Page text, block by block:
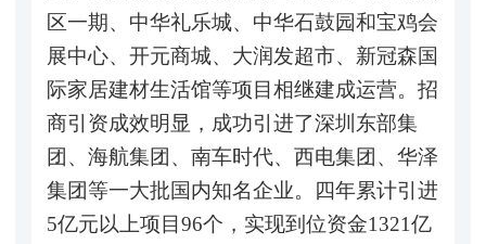
区一期、中华礼乐城、中华石鼓园和宝鸡会
展中心、开元商城、大润发超市、新冠森国
际家居建材生活馆等项目相继建成运营。招
商引资成效明显，成功引进了深圳东部集
团、海航集团、南车时代、西电集团、华泽
集团等一大批国内知名企业。四年累计引进
5亿元以上项目96个，实现到位资金1321亿